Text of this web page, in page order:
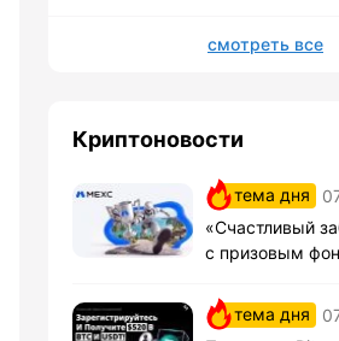
смотреть все
Криптоновости
тема дня
«Счастливый
с призовым
тема дня